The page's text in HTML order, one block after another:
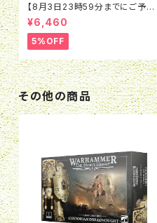
【8月3日23時59分までにご予約
で5％OFF】ホルスヘレシー：レギ
オネス・アスタルテス：コンビウェポ
ン＆ショットガン アップグレード
¥6,460
5%OFF
その他の商品